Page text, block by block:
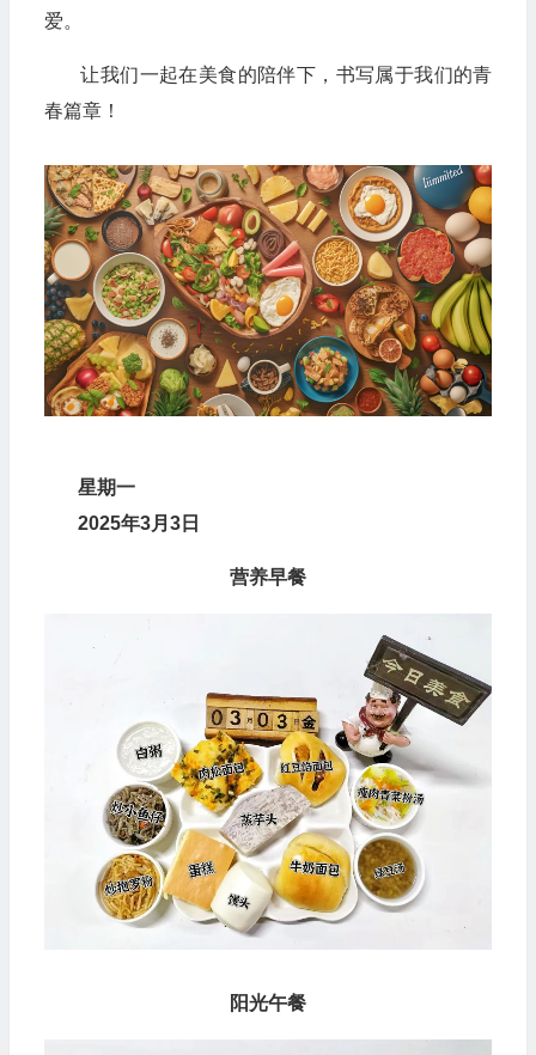
爱。
让我们一起在美食的陪伴下，书写属于我们的青
春篇章！
星期一
2025年3月3日
营养早餐
阳光午餐